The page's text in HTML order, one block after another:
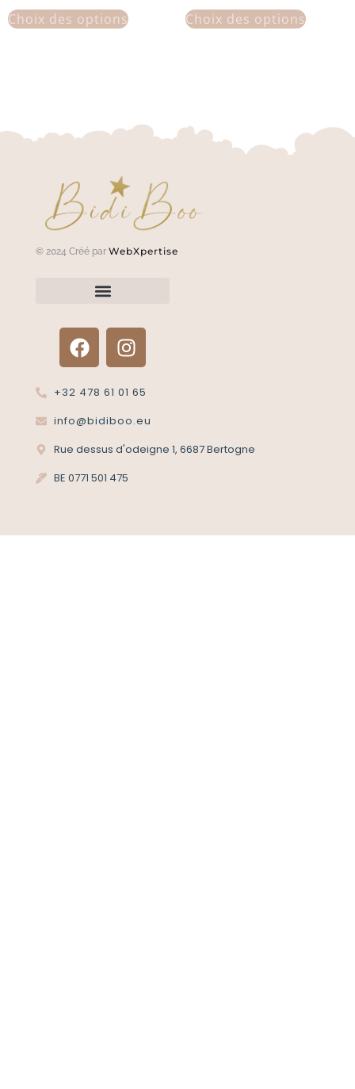
Choix des options Choix des options
© 2024 Créé par WebXpertise
+32 478 61 01 65
info@bidiboo.eu
Rue dessus d'odeigne 1, 6687 Bertogne
BE 0771 501 475